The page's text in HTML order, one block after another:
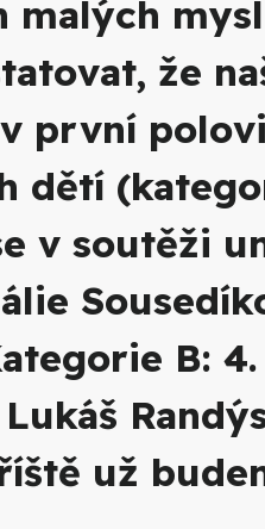
malých
že
první
dětí
v soutěži
B:
už